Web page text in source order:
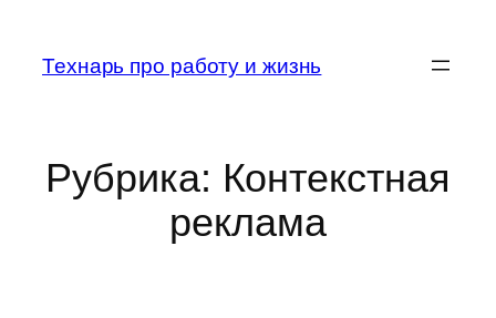
содержимому
Технарь про работу и жизнь
Рубрика: Контекстная
реклама